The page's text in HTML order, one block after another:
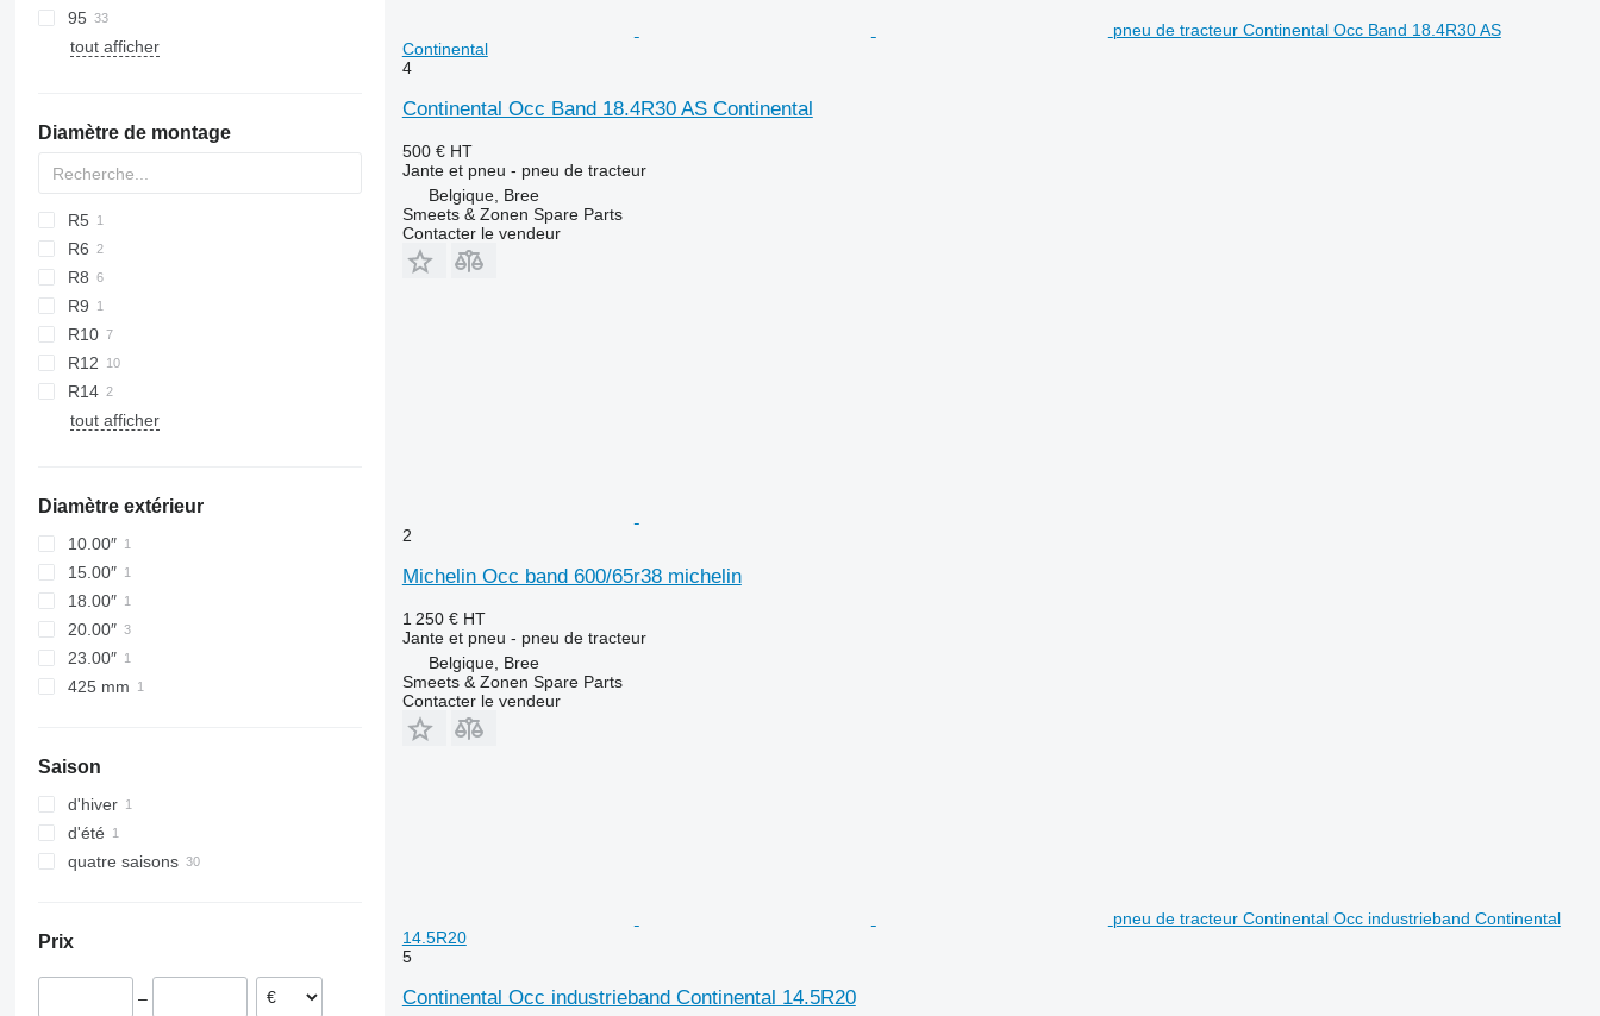
95
tout afficher
Diamètre de montage
R5
R6
R8
R9
R10
R12
R14
tout afficher
Diamètre extérieur
10.00″
15.00″
18.00″
20.00″
23.00″
425 mm
Saison
d'hiver
d'été
quatre saisons
Prix
–
pneu de tracteur Continental Occ Band 18.4R30 AS
Continental
4
Continental Occ Band 18.4R30 AS Continental
500 € HT
Jante et pneu - pneu de tracteur
Belgique, Bree
Smeets & Zonen Spare Parts
Contacter le vendeur
2
Michelin Occ band 600/65r38 michelin
1 250 € HT
Jante et pneu - pneu de tracteur
Belgique, Bree
Smeets & Zonen Spare Parts
Contacter le vendeur
pneu de tracteur Continental Occ industrieband Continental
14.5R20
5
Continental Occ industrieband Continental 14.5R20